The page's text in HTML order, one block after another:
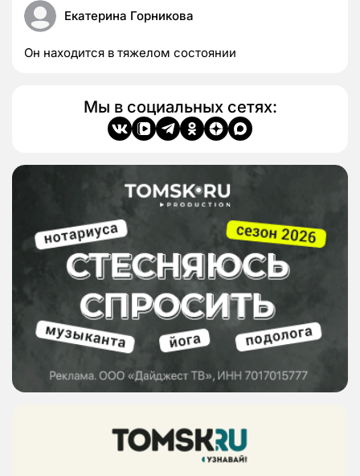
Екатерина Горникова
Он находится в тяжелом состоянии
Мы в социальных сетях: